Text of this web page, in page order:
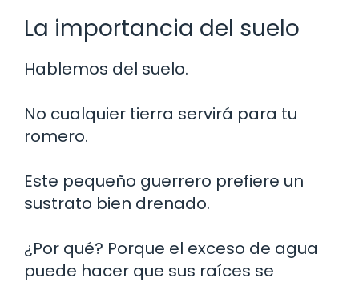
La importancia del suelo
Hablemos del suelo.
No cualquier tierra servirá para tu
romero.
Este pequeño guerrero prefiere un
sustrato bien drenado.
¿Por qué? Porque el exceso de agua
puede hacer que sus raíces se